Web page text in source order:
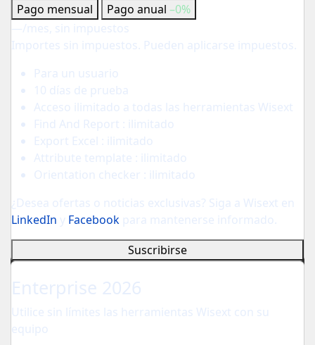
Pago mensual
Pago anual –0%
—/mes, sin impuestos
Importes sin impuestos. Pueden aplicarse impuestos.
Para un usuario
10 días de prueba
Acceso ilimitado a todas las herramientas Wisext
Find And Report : ilimitado
Export Excel : ilimitado
Attribute template : ilimitado
Orientation checker : ilimitado
¿Desea ofertas o noticias exclusivas? Siga a Wisext en
LinkedIn y Facebook para mantenerse informado.
Suscribirse
Enterprise 2026
Utilice sin límites las herramientas Wisext con su
equipo